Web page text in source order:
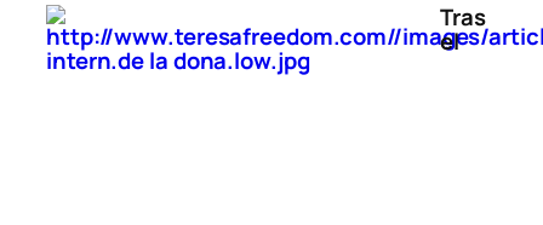
Tras
el